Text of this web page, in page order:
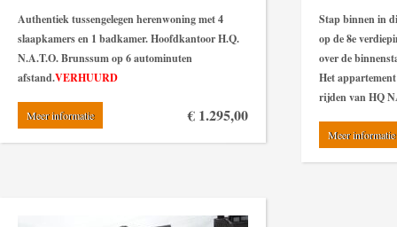
Authentiek tussengelegen herenwoning met 4
slaapkamers en 1 badkamer. Hoofdkantoor H.Q.
N.A.T.O. Brunssum op 6 autominuten
afstand.VERHUURD
Meer informatie € 1.295,00
Stap binnen in
op de 8e
over de
Het
rijden van HQ
Meer informatie